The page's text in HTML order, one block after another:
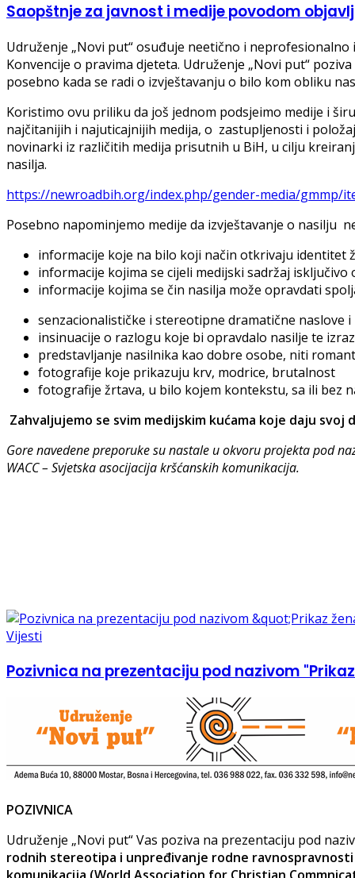
Saopštnje za javnost i medije povodom
Udruženje „Novi put“ osuđuje neetično i
Konvencije o pravima djeteta. Udruženje „Novi put“
posebno kada se radi o izvještavanju o bilo kom obliku
Koristimo ovu priliku da još jednom podsjeimo medije i
najčitanijih i najuticajnijih medija, o zastupljenosti i
novinarki iz različitih medija prisutnih u BiH, u cilju
nasilja.
https://newroadbih.org/index.php/gender-media/gmmp/
Posebno napominjemo medije da izvještavanje o nasilju
informacije koje na bilo koji način otkrivaju identitet
informacije kojima se cijeli medijski sadržaj
informacije kojima se čin nasilja može opravdati
senzacionalističke i stereotipne dramatične naslove
insinuacije o razlogu koje bi opravdalo nasilje te
predstavljanje nasilnika kao dobre osobe, niti
fotografije koje prikazuju krv, modrice, brutalnost
fotografije žrtava, u bilo kojem kontekstu, sa ili bez
Zahvaljujemo se svim medijskim kućama koje daju
Gore navedene preporuke su nastale u okvoru projekta pod
WACC – Svjetska asocijacija kršćanskih komunikacija.
Vijesti
Pozivnica na prezentaciju pod nazivom
POZIVNICA
Udruženje „Novi put“ Vas poziva na prezentaciju pod
rodnih stereotipa i unpređivanje rodne ravnospravnosti